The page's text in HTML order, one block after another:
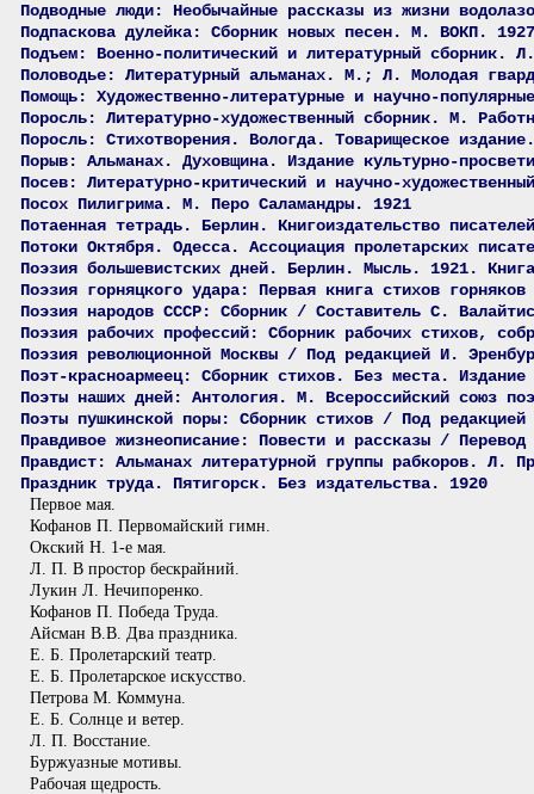
Подводные люди: Необычайные рассказы из жизни
Подпаскова дулейка: Сборник новых песен. М. ВОКП.
Подъем: Военно-политический и литературный сборник.
Половодье: Литературный альманах. М.; Л. Молодая
Помощь: Художественно-литературные и научно-
Поросль: Литературно-художественный сборник. М.
Поросль: Стихотворения. Вологда. Товарищеское
Порыв: Альманах. Духовщина. Издание культурно-
Посев: Литературно-критический и научно-
Посох Пилигрима. М. Перо Саламандры. 1921
Потаенная тетрадь. Берлин. Книгоиздательство
Потоки Октября. Одесса. Ассоциация пролетарских
Поэзия большевистских дней. Берлин. Мысль. 1921.
Поэзия горняцкого удара: Первая книга стихов
Поэзия народов СССР: Сборник / Составитель С.
Поэзия рабочих профессий: Сборник рабочих стихов,
Поэзия революционной Москвы / Под редакцией И.
Поэт-красноармеец: Сборник стихов. Без места.
Поэты наших дней: Антология. М. Всероссийский союз
Поэты пушкинской поры: Сборник стихов / Под
Правдивое жизнеописание: Повести и рассказы /
Правдист: Альманах литературной группы рабкоров. Л.
Праздник труда. Пятигорск. Без издательства. 1920
Первое мая.
Кофанов П. Первомайский гимн.
Окский Н. 1-е мая.
Л. П. В простор бескрайний.
Лукин Л. Нечипоренко.
Кофанов П. Победа Труда.
Айсман В.В. Два праздника.
Е. Б. Пролетарский театр.
Е. Б. Пролетарское искусство.
Петрова М. Коммуна.
Е. Б. Солнце и ветер.
Л. П. Восстание.
Буржуазные мотивы.
Рабочая щедрость.